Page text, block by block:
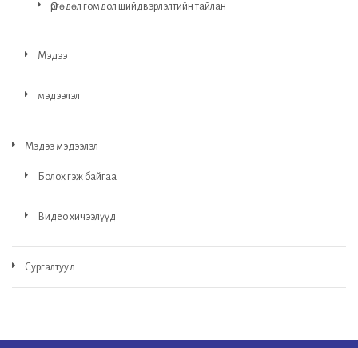
Өргөдөл гомдол шийдвэрлэлтийн тайлан
Мэдээ
мэдээлэл
Мэдээ мэдээлэл
Болох гэж байгаа
Видео хичээлүүд
Сургалтууд